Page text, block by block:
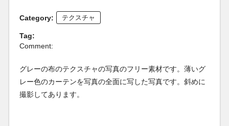
Category: テクスチャ
Tag:
Comment:
グレーの布のテクスチャの写真のフリー素材です。薄いグ
レー色のカーテンを写真の全面に写した写真です。斜めに
撮影してあります。